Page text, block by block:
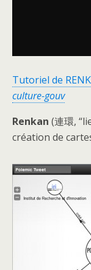
Tutoriel de
culture-gouv
Renkan (連環,
création de